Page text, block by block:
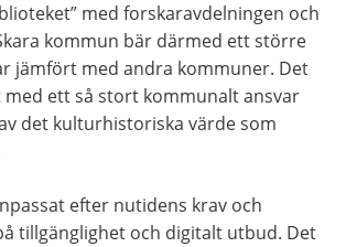
med forskaravdelningen och
kommun bär därmed ett större
jämfört med andra kommuner. Det
ett så stort kommunalt ansvar
det kulturhistoriska värde som
efter nutidens krav och
tillgänglighet och digitalt utbud. Det